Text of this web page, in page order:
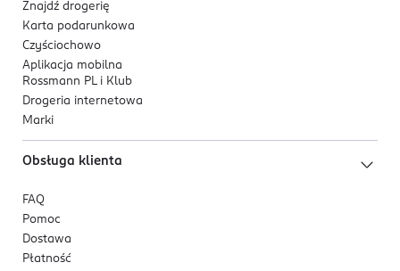
Znajdź drogerię
Karta podarunkowa
Czyściochowo
Aplikacja mobilna
Rossmann PL i Klub
Drogeria internetowa
Marki
Obsługa klienta
FAQ
Pomoc
Dostawa
Płatność